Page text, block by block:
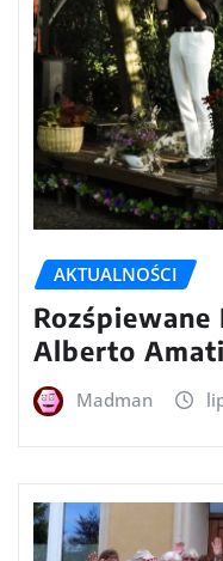
AKTUALNOŚCI
Rozśpiewane
Alberto Amati
Madman